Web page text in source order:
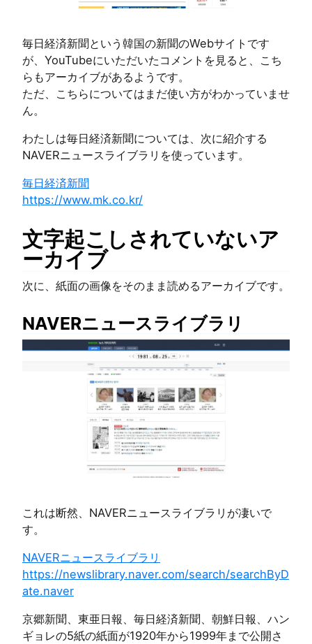
毎日経済新聞という韓国の新聞のWebサイトです
が、YouTubeにいただいたコメントを見ると、こち
らもアーカイブがあるようです。
ただ、こちらについてはまだ使い方がわかっていませ
ん。
わたしは毎日経済新聞については、次に紹介する
NAVERニュースライブラリを使っています。
毎日経済新聞
https://www.mk.co.kr/
文字起こしされていないア
ーカイブ
次に、紙面の画像をそのまま読めるアーカイブです。
NAVERニュースライブラリ
これは断然、NAVERニュースライブラリが凄いで
す。
NAVERニュースライブラリ
https://newslibrary.naver.com/search/searchByD
ate.naver
京郷新聞、東亜日報、毎日経済新聞、朝鮮日報、ハン
ギョレの5紙の紙面が1920年から1999年まで公開さ